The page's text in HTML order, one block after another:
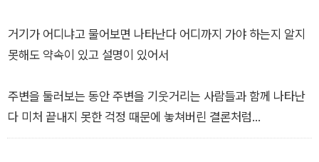
거기가 어디냐고 물어보면 나타난다 어디까지 가야 하는지 알지
못해도 약속이 있고 설명이 있어서
주변을 둘러보는 동안 주변을 기웃거리는 사람들과 함께 나타난
다 미처 끝내지 못한 걱정 때문에 놓쳐버린 결론처럼